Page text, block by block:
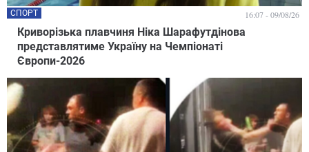
Криворізька плавчиня Ніка Шарафутдінова
представлятиме Україну на Чемпіонаті
Європи-2026
СПОРТ 16:07 - 09/08/26